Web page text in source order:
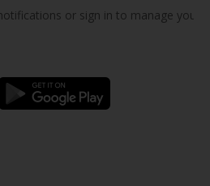
or sign in to manage your